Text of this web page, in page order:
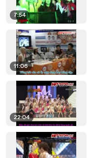
7:54
11:06
22:04